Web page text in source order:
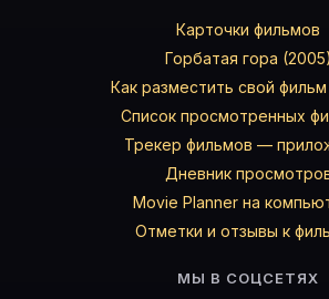
Карточки фильмов
Горбатая гора (2005)
Как разместить свой
Список просмотренных
Трекер фильмов —
Дневник
Movie Planner на
Отметки и отзывы к
МЫ В СОЦСЕТЯХ